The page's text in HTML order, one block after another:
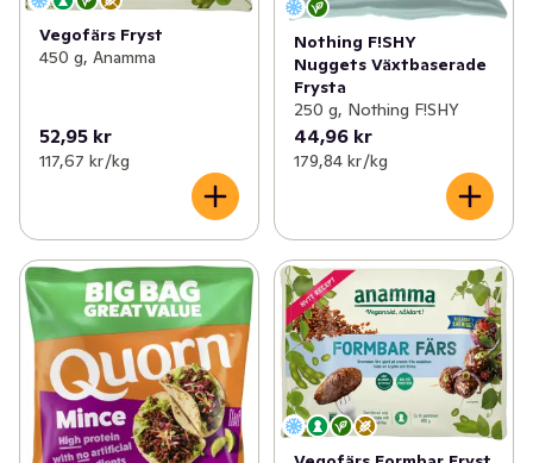
Vegofärs Fryst
450 g, Anamma
52,95 kr
117,67 kr /kg
Nothing F!SHY
Nuggets Växtbaserade
Frysta
250 g, Nothing F!SHY
44,96 kr
179,84 kr /kg